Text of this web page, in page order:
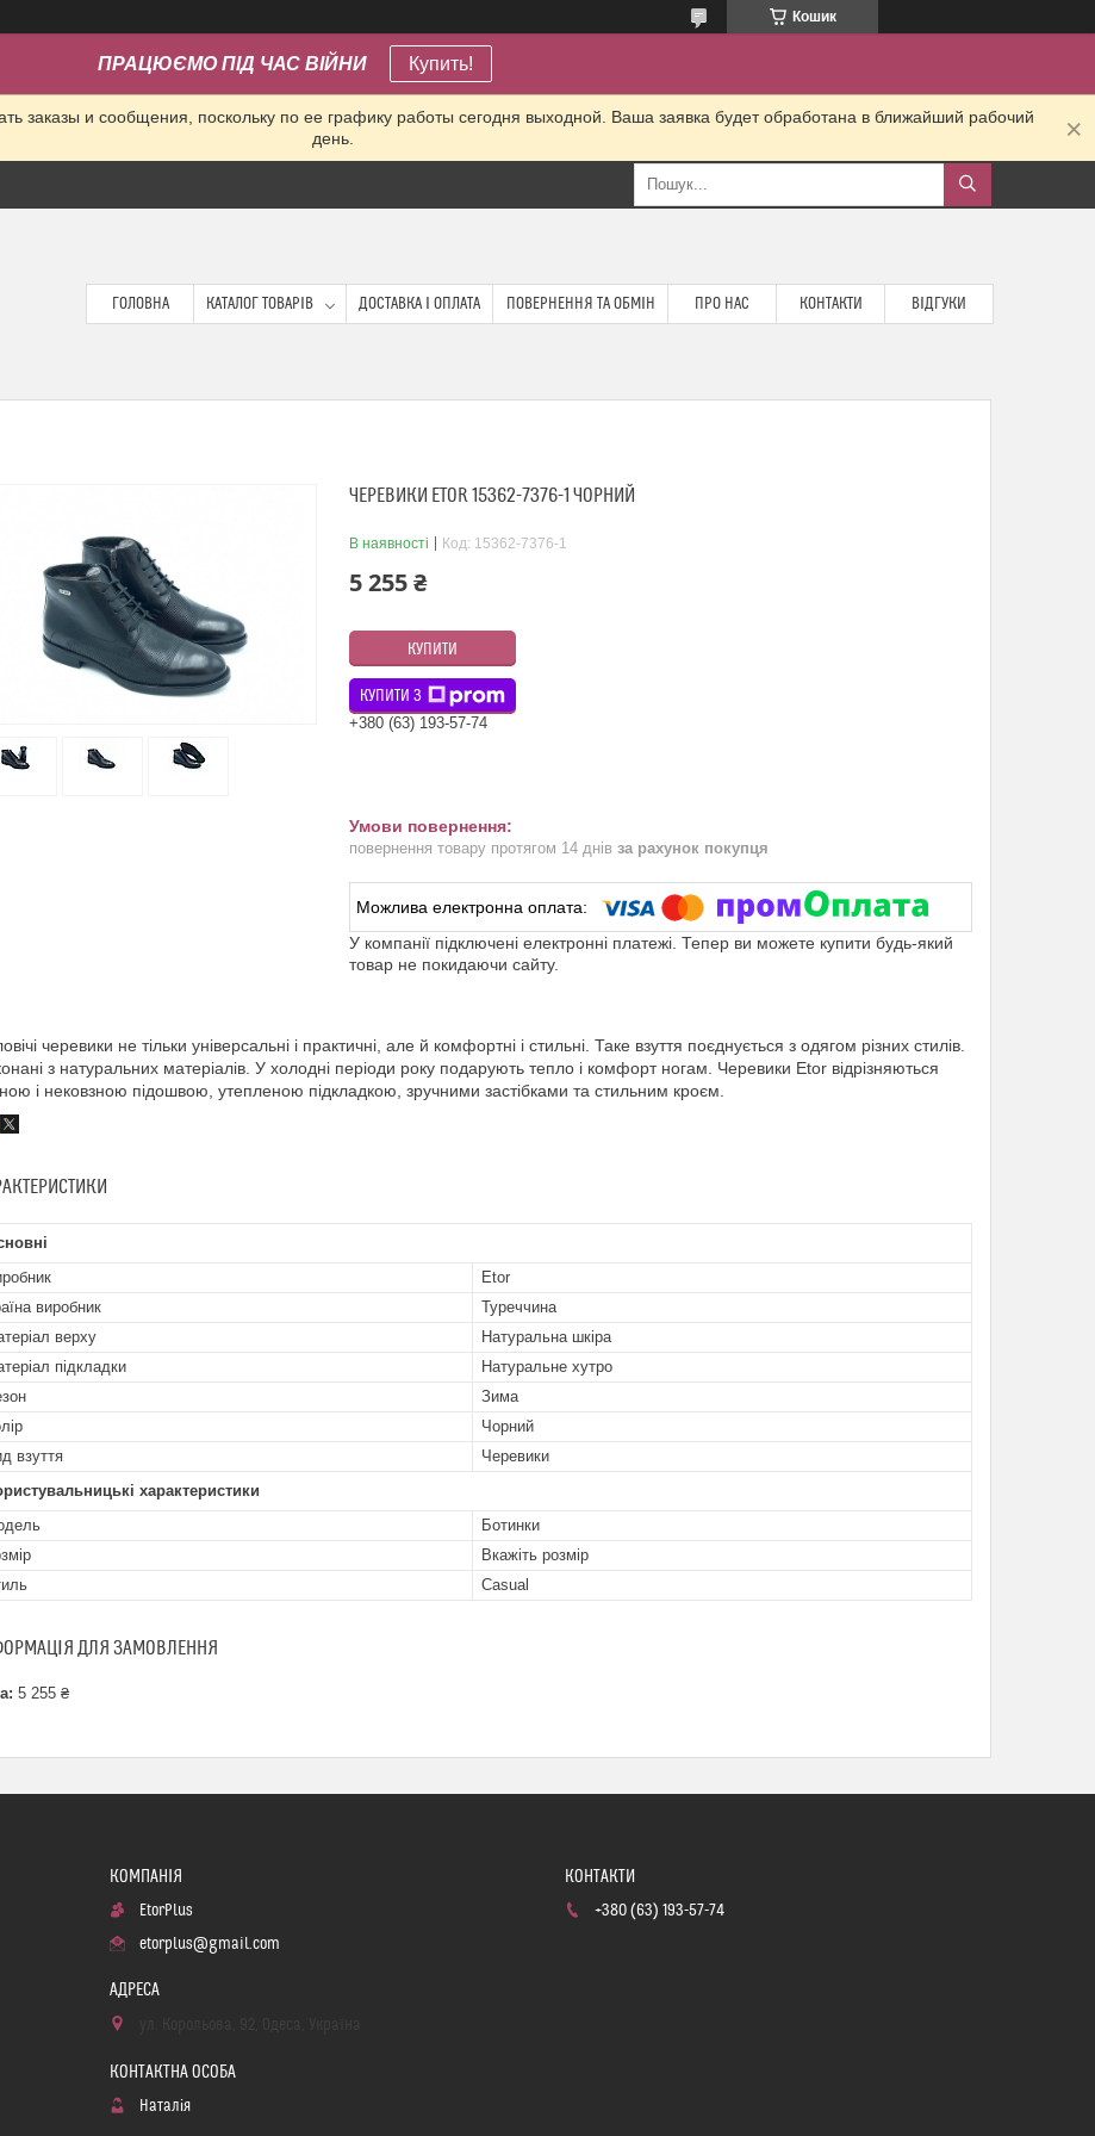
Кошик
ПРАЦЮЄМО ПІД ЧАС ВІЙНИ Купить!
заказы и сообщения, поскольку по ее графику работы сегодня выходной. Ваша заявка будет обработана в ближайший рабочий
день.
ГОЛОВНА КАТАЛОГ ТОВАРІВ ДОСТАВКА І ОПЛАТА ПОВЕРНЕННЯ ТА ОБМІН ПРО НАС КОНТАКТИ ВІДГУКИ
ЧЕРЕВИКИ ETOR 15362-7376-1 ЧОРНИЙ
В наявності Код: 15362-7376-1
5 255 ₴
КУПИТИ
КУПИТИ З
+380 (63) 193-57-74
повернення товару протягом 14 днів за рахунок покупця
У компанії підключені електронні платежі. Тепер ви можете купити будь-який
товар не покидаючи сайту.
черевики не тільки універсальні і практичні, але й комфортні і стильні. Таке взуття поєднується з одягом різних стилів.
з натуральних матеріалів. У холодні періоди року подарують тепло і комфорт ногам. Черевики Etor відрізняються
і нековзною підошвою, утепленою підкладкою, зручними застібками та стильним кроєм.
Etor
виробник
Туреччина
верху
Натуральна шкіра
підкладки
Натуральне хутро
Зима
Чорний
взуття
Черевики
характеристики
Ботинки
Вкажіть розмір
Casual
ДЛЯ ЗАМОВЛЕННЯ
5 255 ₴
EtorPlus
etorplus@gmail.com
Наталія
+380 (63) 193-57-74